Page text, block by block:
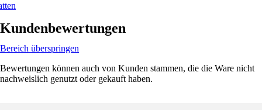
Kundenbewertungen
Bereich überspringen
Bewertungen können auch von Kunden stammen, die die Ware nicht
nachweislich genutzt oder gekauft haben.